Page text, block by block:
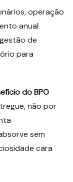
operação
anual
de
para
do BPO
não por
sem
cara